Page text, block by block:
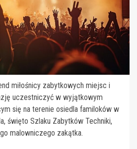
miłośnicy zabytkowych miejsc i
uczestniczyć w wyjątkowym
się na terenie osiedla familoków w
święto Szlaku Zabytków Techniki,
malowniczego zakątka.